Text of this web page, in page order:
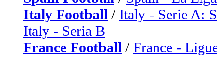
Italy Football / Italy - Serie A:
Italy - Seria B
France Football / France -